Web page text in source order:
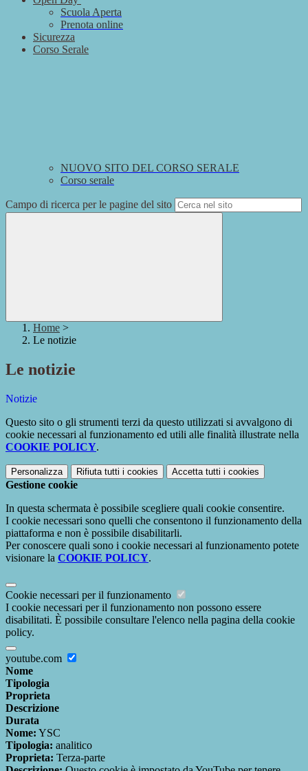
Scuola Aperta
Prenota online
Sicurezza
Corso Serale
NUOVO SITO DEL CORSO SERALE
Corso serale
Campo di ricerca per le pagine del sito
Home >
Le notizie
Le notizie
Notizie
Questo sito o gli strumenti terzi da questo utilizzati si avvalgono di
cookie necessari al funzionamento ed utili alle finalità illustrate nella
COOKIE POLICY.
Personalizza Rifiuta tutti i cookies Accetta tutti i cookies
Gestione cookie
In questa schermata è possibile scegliere quali cookie consentire.
I cookie necessari sono quelli che consentono il funzionamento della
piattaforma e non è possibile disabilitarli.
Per conoscere quali sono i cookie necessari al funzionamento potete
visionare la COOKIE POLICY.
Cookie necessari per il funzionamento
I cookie necessari per il funzionamento non possono essere
disabilitati. È possibile consultare l'elenco nella pagina della cookie
policy.
youtube.com
Nome
Tipologia
Proprieta
Descrizione
Durata
Nome: YSC
Tipologia: analitico
Proprieta: Terza-parte